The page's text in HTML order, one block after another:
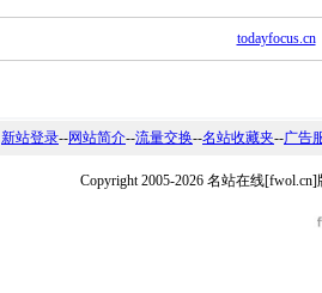
todayfocus.cn
新站登录--网站简介--流量交换--名站收藏夹--广告
Copyright 2005-2026 名站在线